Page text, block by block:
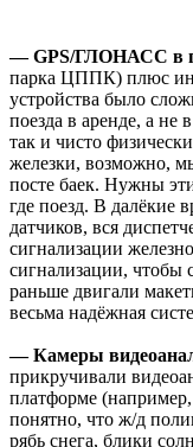
— GPS/ГЛОНАСС в
парка ЦППК) плюс
устройства было
поезда в аренде, а
так и чисто
железки, возможно,
посте баек. Нужны
где поезд. В далёкие
датчиков, вся
сигнализации
сигнализации, чтобы
раньше двигали
весьма надёжная
— Камеры
прикручивали
платформе
понятно, что ж/д
рябь снега, блики